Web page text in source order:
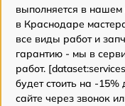
выполняется в
в Краснодаре
все виды работ и
гарантию - мы в
работ.
будет стоить на -
сайте через звонок